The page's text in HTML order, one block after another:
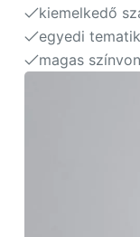
kiemelkedő
egyedi
magas